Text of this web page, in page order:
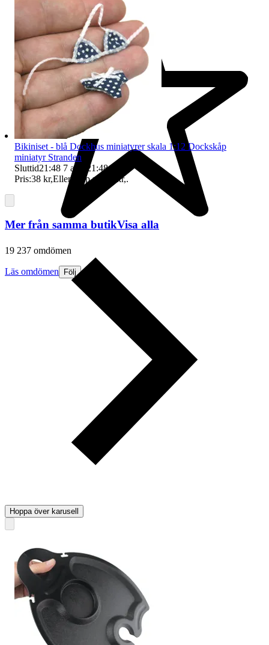
19 237 omdömen
Läs omdömen Följ
Bikiniset - blå Dockhus miniatyrer skala 1:12 Dockskåp
miniatyr Stranden
Sluttid21:48 7 aug 21:48.
Pris:38 kr,Eller Köp nu 47 kr,.
Mer från samma butikVisa alla
Hoppa över karusell